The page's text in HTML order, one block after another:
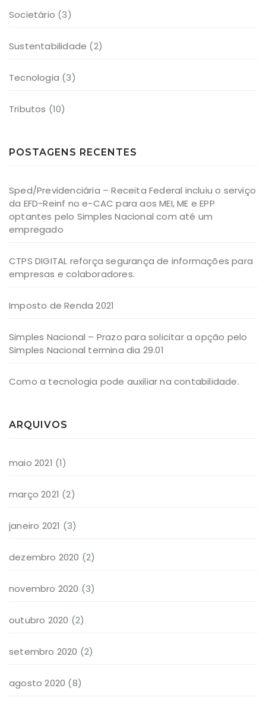
Societário (3)
Sustentabilidade (2)
Tecnologia (3)
Tributos (10)
POSTAGENS RECENTES
Sped/Previdenciária – Receita Federal incluiu o serviço
da EFD-Reinf no e-CAC para aos MEI, ME e EPP
optantes pelo Simples Nacional com até um
empregado
CTPS DIGITAL reforça segurança de informações para
empresas e colaboradores.
Imposto de Renda 2021
Simples Nacional – Prazo para solicitar a opção pelo
Simples Nacional termina dia 29.01
Como a tecnologia pode auxiliar na contabilidade.
ARQUIVOS
maio 2021 (1)
março 2021 (2)
janeiro 2021 (3)
dezembro 2020 (2)
novembro 2020 (3)
outubro 2020 (2)
setembro 2020 (2)
agosto 2020 (8)